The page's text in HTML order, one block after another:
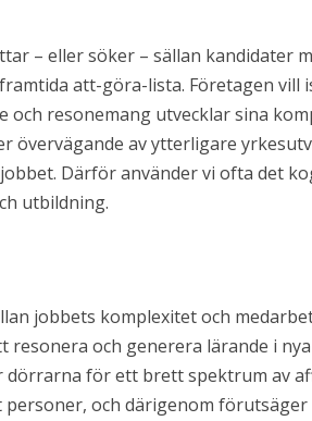
– eller söker – sällan kandidater
att-göra-lista. Företagen vill
resonemang utvecklar sina
av ytterligare
Därför använder vi ofta det
utbildning.
jobbets komplexitet och
och generera lärande i
för ett brett spektrum av
och därigenom